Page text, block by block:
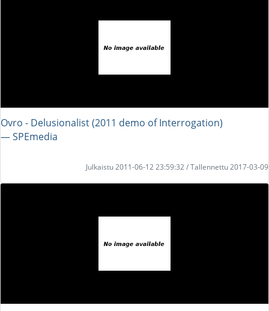
Ovro - Delusionalist (2011 demo of Interrogation)
― SPEmedia
Julkaistu 2011-06-12 23:59:32 / Tallennettu 2017-03-09